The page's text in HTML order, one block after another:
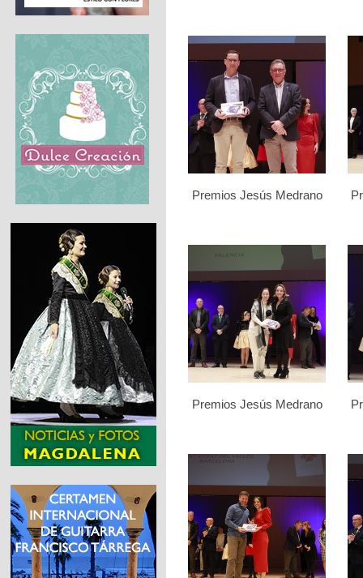
Premios Jesús Medrano
Premios Jesús Medrano